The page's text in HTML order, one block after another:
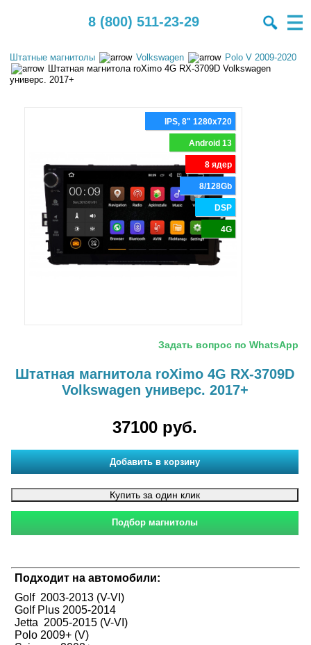
8 (800) 511-23-29
Штатные магнитолы Volkswagen
Polo V 2009-2020
Штатная магнитола roXimo 4G RX-3709D Volkswagen
универс. 2017+
IPS, 8" 1280x720
Android 13
8 ядер
8/128Gb
DSP
4G
Задать вопрос по WhatsApp
Штатная магнитола roXimo 4G RX-3709D
Volkswagen универс. 2017+
37100 руб.
Подходит на автомобили:
Golf 2003-2013 (V-VI)
Golf Plus 2005-2014
Jetta 2005-2015 (V-VI)
Polo 2009+ (V)